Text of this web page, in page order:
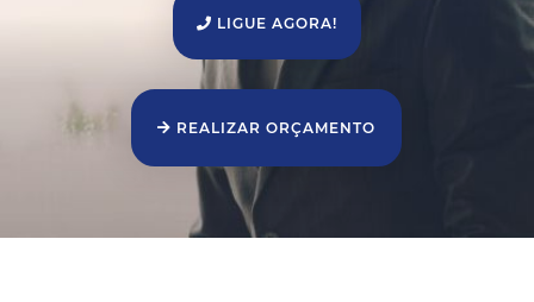
LIGUE AGORA!
REALIZAR ORÇAMENTO